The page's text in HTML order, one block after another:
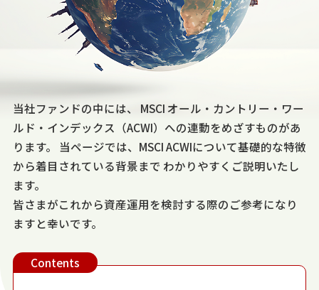
当社ファンドの中には、
MSCI オール・カントリー・ワー
ルド・インデックス（ACWI）への連動をめざすものがあ
ります。
当ページでは、MSCI ACWIについて基礎的な特徴
から着目されている背景まで わかりやすくご説明いたし
ます。
皆さまがこれから資産運用を検討する際のご参考になり
ますと幸いです。
Contents